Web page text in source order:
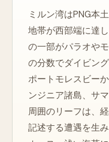
ミルン湾はPNG本
地帯が西部端に達
の一部がパラオや
の分数でダイビン
ポートモレスビー
ンジニア諸島、サ
周囲のリーフは、
記述する遭遇を生